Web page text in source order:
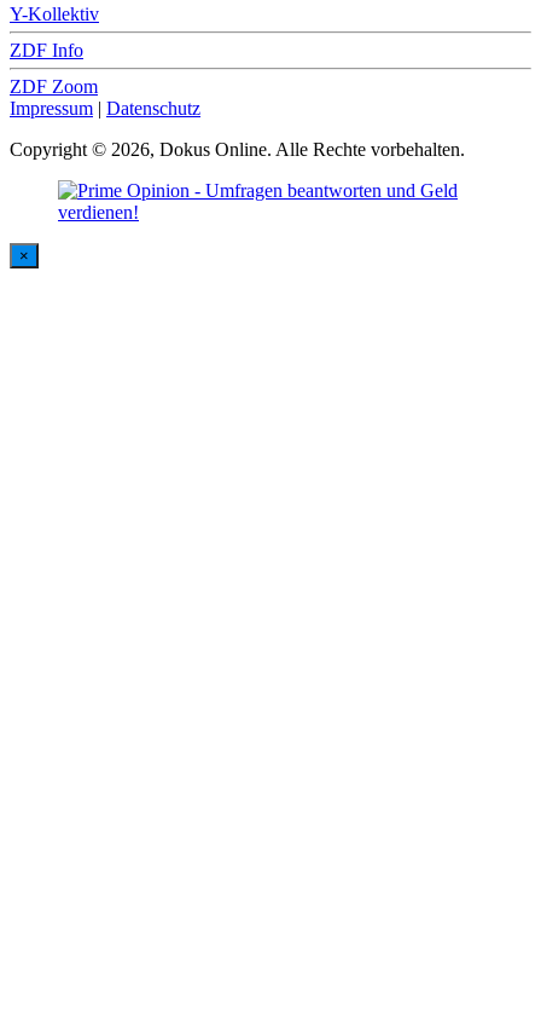
Y-Kollektiv
ZDF Info
ZDF Zoom
Impressum | Datenschutz
Copyright © 2026, Dokus Online. Alle Rechte vorbehalten.
×